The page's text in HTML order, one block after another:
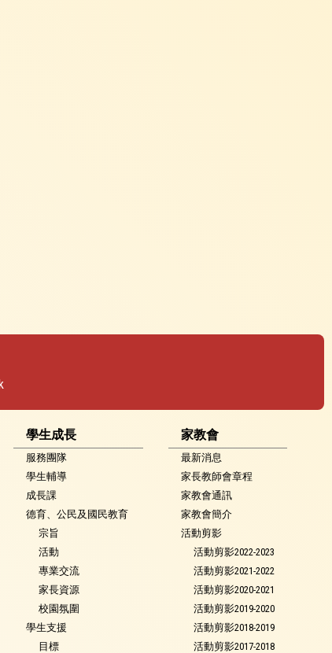
學生成長
服務團隊
學生輔導
成長課
德育、公民及國民教育
宗旨
活動
專業交流
家長資源
校園氛圍
學生支援
目標
家教會
最新消息
家長教師會章程
家教會通訊
家教會簡介
活動剪影
活動剪影2022-2023
活動剪影2021-2022
活動剪影2020-2021
活動剪影2019-2020
活動剪影2018-2019
活動剪影2017-2018